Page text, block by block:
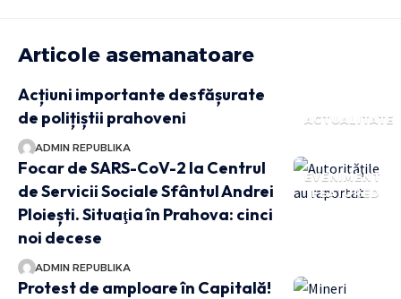
Articole asemanatoare
ACTUALITATE
Acțiuni importante desfășurate
de polițiștii prahoveni
ADMIN REPUBLIKA
EVENIMENT
FEATURED
Focar de SARS-CoV-2 la Centrul
de Servicii Sociale Sfântul Andrei
Ploiești. Situaţia în Prahova: cinci
noi decese
ADMIN REPUBLIKA
Protest de amploare în Capitală!